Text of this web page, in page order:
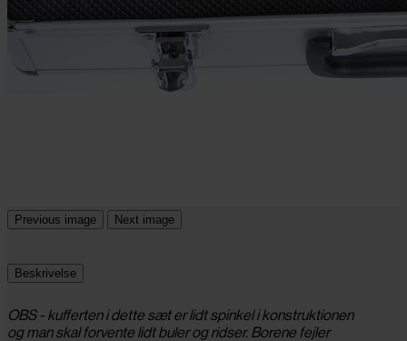
Previous image Next image
Beskrivelse
OBS - kufferten i dette sæt er lidt spinkel i konstruktionen
og man skal forvente lidt buler og ridser. Borene fejler